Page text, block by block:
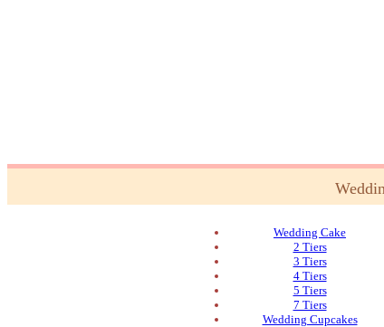
Wedding Cake
2 Tiers
3 Tiers
4 Tiers
5 Tiers
7 Tiers
Wedding Cupcakes